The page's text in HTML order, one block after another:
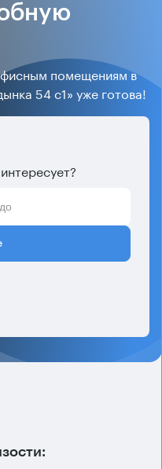
помещениям в
54 с1» уже готова!